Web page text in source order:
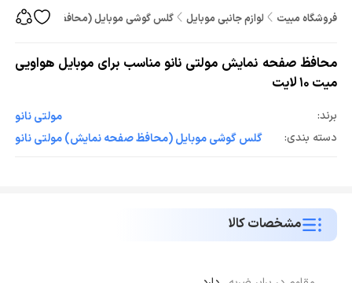
فروشگاه مبیت لوازم جانبی موبایل گلس گوشی موبایل (محافظ صفحه
محافظ صفحه نمایش مولتی نانو مناسب برای موبایل هواویی
میت 10 لایت
برند:
مولتی نانو
دسته بندی:
گلس گوشی موبایل (محافظ صفحه نمایش) مولتی نانو
مشخصات کالا